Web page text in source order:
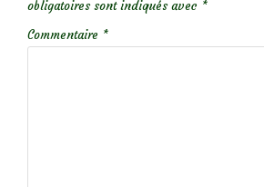
obligatoires sont indiqués avec *
Commentaire *